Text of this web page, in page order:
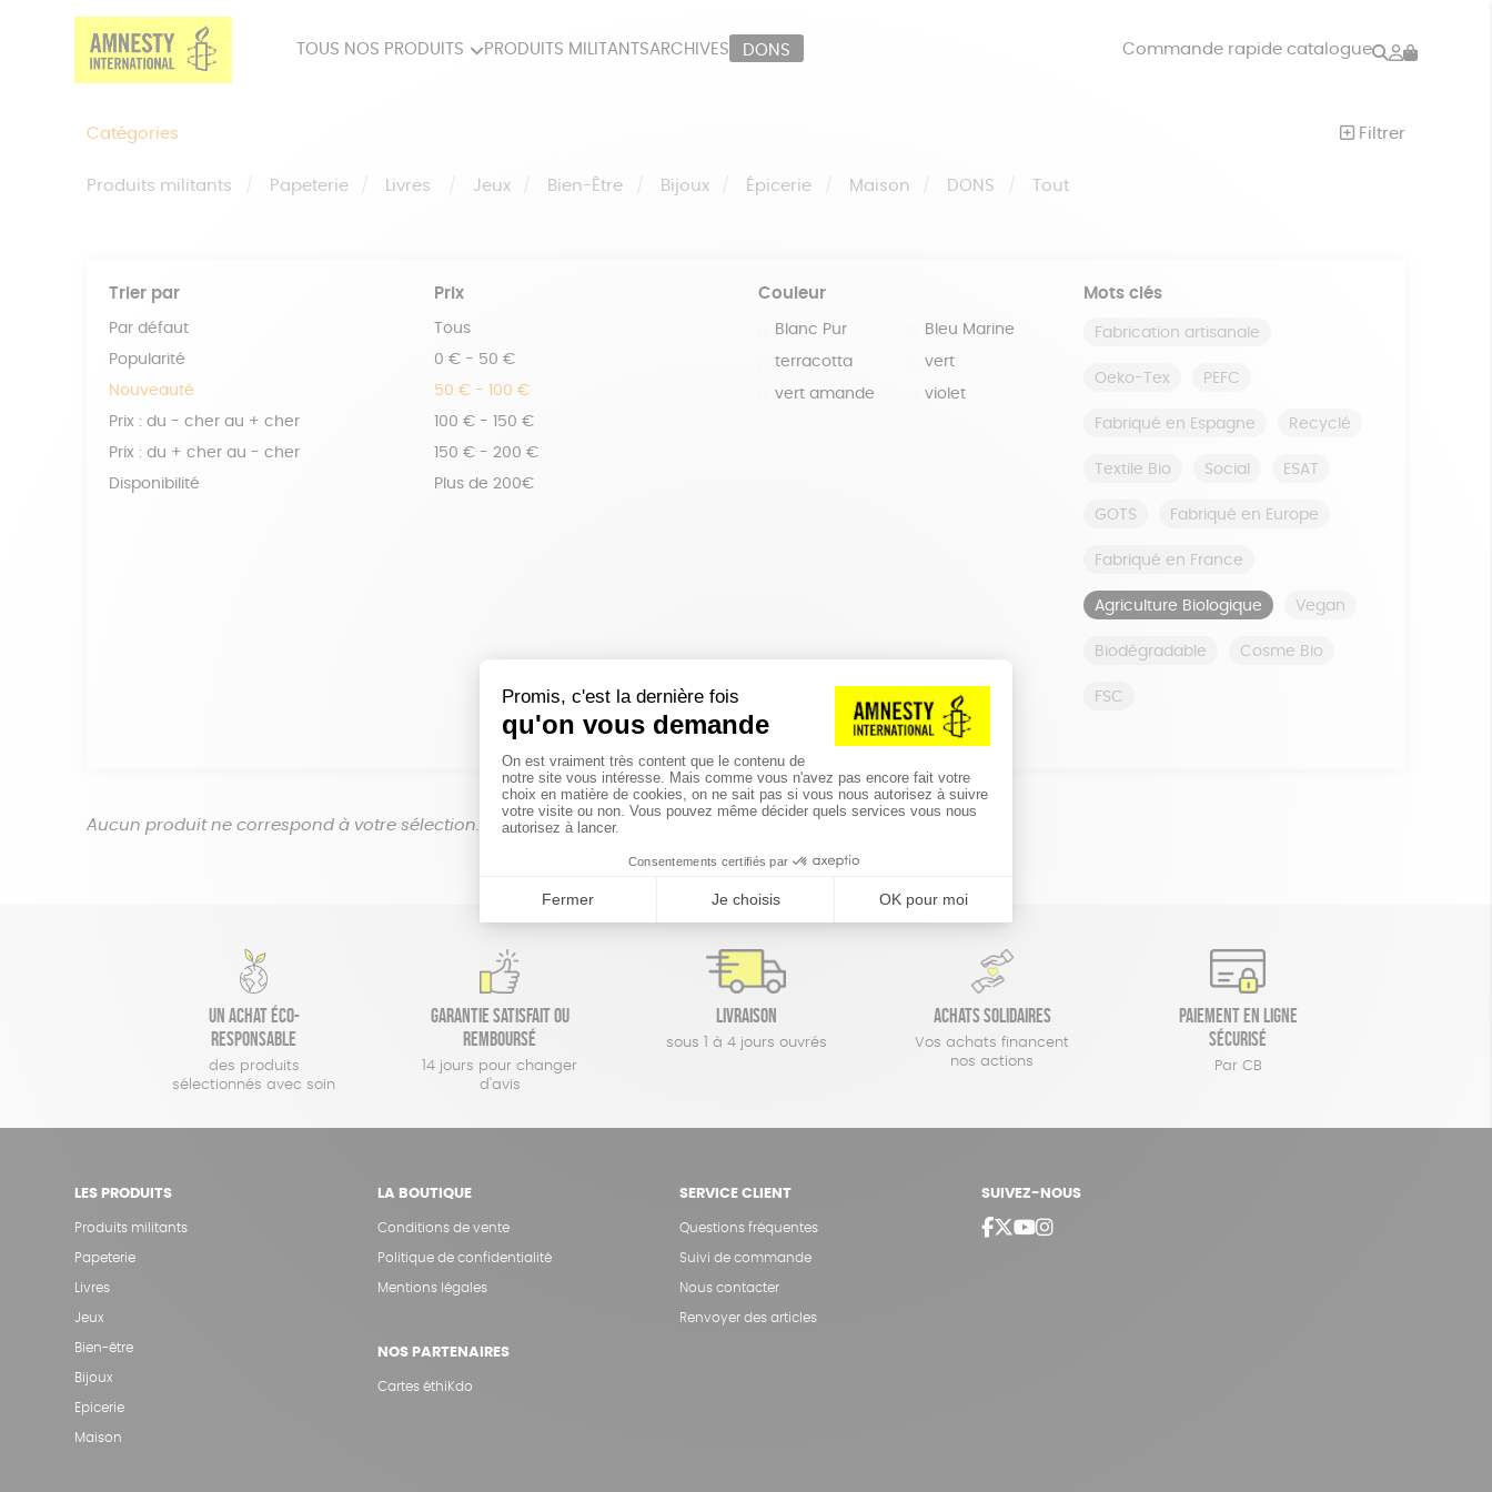
TOUS NOS PRODUITS PRODUITS MILITANTSARCHIVES DONS Commande rapide catalogue Rechercher
Mon
Catégories Filtrer
Produits militants Papeterie Livres Jeux Bien-Être Bijoux Épicerie Maison DONS Tout
Trier par
Par défaut
Popularité
Nouveauté
Prix : du - cher au + cher
Prix : du + cher au - cher
Disponibilité
Prix
Tous
0 € - 50 €
50 € - 100 €
100 € - 150 €
150 € - 200 €
Plus de 200€
Couleur
Blanc Pur Bleu Marine
terracotta vert
vert amande violet
Mots clés
Fabrication artisanale
Oeko-Tex PEFC
Fabriqué en Espagne Recyclé
Textile Bio Social ESAT
GOTS Fabriqué en Europe
Fabriqué en France
Agriculture Biologique Vegan
Biodégradable Cosme Bio
FSC
réinitialiser les filtres
Aucun produit ne correspond à votre sélection.
Un achat éco-
responsable
des produits
sélectionnés avec soin
Garantie satisfait ou
remboursé
14 jours pour changer
d'avis
Livraison
sous 1 à 4 jours ouvrés
Achats solidaires
Vos achats financent
nos actions
Paiement en ligne
sécurisé
Par CB
LES PRODUITS
Produits militants
Papeterie
Livres
Jeux
Bien-être
Bijoux
Epicerie
Maison
LA BOUTIQUE
Conditions de vente
Politique de confidentialité
Mentions légales
NOS PARTENAIRES
Cartes éthiKdo
SERVICE CLIENT
Questions fréquentes
Suivi de commande
Nous contacter
Renvoyer des articles
SUIVEZ-NOUS